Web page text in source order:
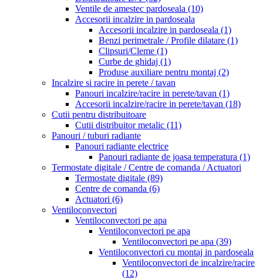
Ventile de amestec pardoseala (10)
Accesorii incalzire in pardoseala
Accesorii incalzire in pardoseala (1)
Benzi perimetrale / Profile dilatare (1)
Clipsuri/Cleme (1)
Curbe de ghidaj (1)
Produse auxiliare pentru montaj (2)
Incalzire si racire in perete / tavan
Panouri incalzire/racire in perete/tavan (1)
Accesorii incalzire/racire in perete/tavan (18)
Cutii pentru distribuitoare
Cutii distribuitor metalic (11)
Panouri / tuburi radiante
Panouri radiante electrice
Panouri radiante de joasa temperatura (1)
Termostate digitale / Centre de comanda / Actuatori
Termostate digitale (89)
Centre de comanda (6)
Actuatori (6)
Ventiloconvectori
Ventiloconvectori pe apa
Ventiloconvectori pe apa
Ventiloconvectori pe apa (39)
Ventiloconvectori cu montaj in pardoseala
Ventiloconvectori de incalzire/racire
(12)